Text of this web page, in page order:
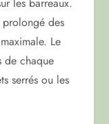
les barreaux.
des
Le
de chaque
serrés ou les